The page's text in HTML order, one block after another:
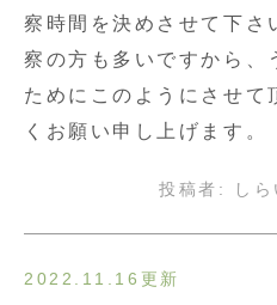
察時間を決めさせて下さ
察の方も多いですから、
ためにこのようにさせて
くお願い申し上げます。
投稿者: し
2022.11.16更新